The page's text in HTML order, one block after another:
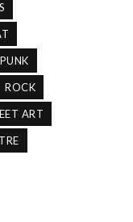
PUNK
ROCK
ART